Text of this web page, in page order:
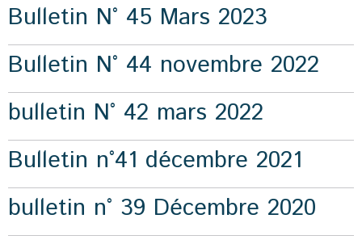
Bulletin N° 45 Mars 2023
Bulletin N° 44 novembre 2022
bulletin N° 42 mars 2022
Bulletin n°41 décembre 2021
bulletin n° 39 Décembre 2020